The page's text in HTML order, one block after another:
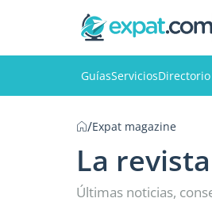
GuíasServicios
/Expat magazine
La
Últimas noticias,